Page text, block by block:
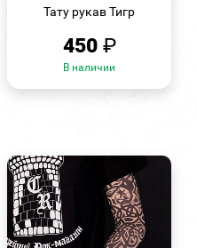
Тату рукав Тигр
450 ₽
В наличии